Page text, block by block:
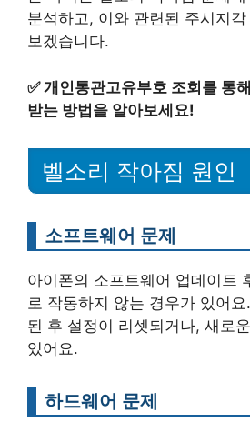
분석하고, 이와 관련된 주시지
보겠습니다.
✅개인통관고유부호 조회를 통
받는 방법을 알아보세요!
벨소리 작아짐 원인
소프트웨어 문제
아이폰의 소프트웨어 업데이트
로 작동하지 않는 경우가 있어
된 후 설정이 리셋되거나, 새로
있어요.
하드웨어 문제